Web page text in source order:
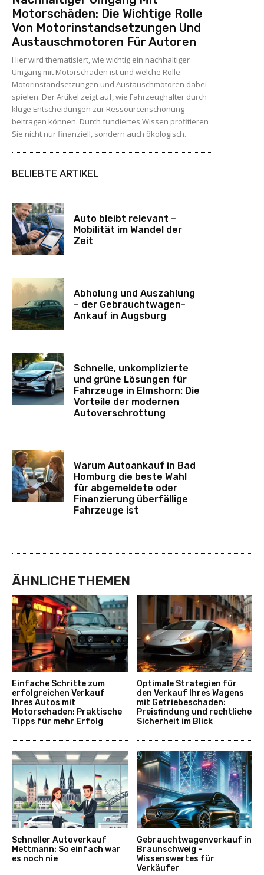
Motorschäden: Die Wichtige Rolle
Von Motorinstandsetzungen Und
Austauschmotoren Für Autoren
Hier wird thematisiert, wie wichtig ein nachhaltiger
Umgang mit Motorschäden ist und welche Rolle
Motorinstandsetzungen und Austauschmotoren dabei
spielen. Der Artikel zeigt auf, wie Fahrzeughalter durch
kluge Entscheidungen zur Ressourcenschonung
beitragen können. Durch fundiertes Wissen profitieren
Sie nicht nur finanziell, sondern auch ökologisch.
BELIEBTE ARTIKEL
Auto bleibt relevant –
Mobilität im Wandel der
Zeit
Abholung und Auszahlung
– der Gebrauchtwagen-
Ankauf in Augsburg
Schnelle, unkomplizierte
und grüne Lösungen für
Fahrzeuge in Elmshorn: Die
Vorteile der modernen
Autoverschrottung
Warum Autoankauf in Bad
Homburg die beste Wahl
für abgemeldete oder
Finanzierung überfällige
Fahrzeuge ist
ÄHNLICHE THEMEN
Einfache Schritte zum
erfolgreichen Verkauf
Ihres Autos mit
Motorschaden: Praktische
Tipps für mehr Erfolg
Optimale Strategien für
den Verkauf Ihres Wagens
mit Getriebeschaden:
Preisfindung und rechtliche
Sicherheit im Blick
Schneller Autoverkauf
Mettmann: So einfach war
es noch nie
Gebrauchtwagenverkauf in
Braunschweig –
Wissenswertes für
Verkäufer